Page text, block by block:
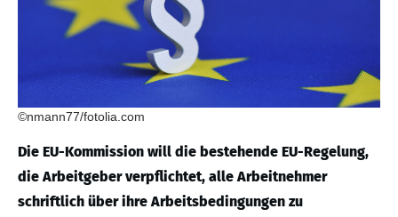
©nmann77/fotolia.com
Die EU-Kommission will die bestehende EU-Regelung,
die Arbeitgeber verpflichtet, alle Arbeitnehmer
schriftlich über ihre Arbeitsbedingungen zu